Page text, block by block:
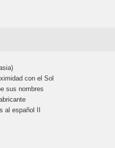
con el Sol
sus nombres
al español II